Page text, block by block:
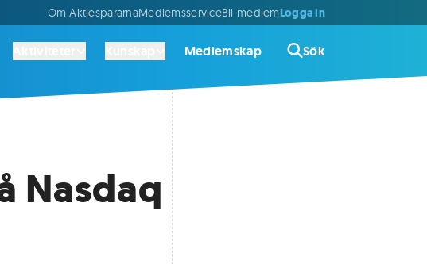
Om AktiespararnaMedlemsserviceBli medlemLogga in
Medlemskap Sök
Nasdaq